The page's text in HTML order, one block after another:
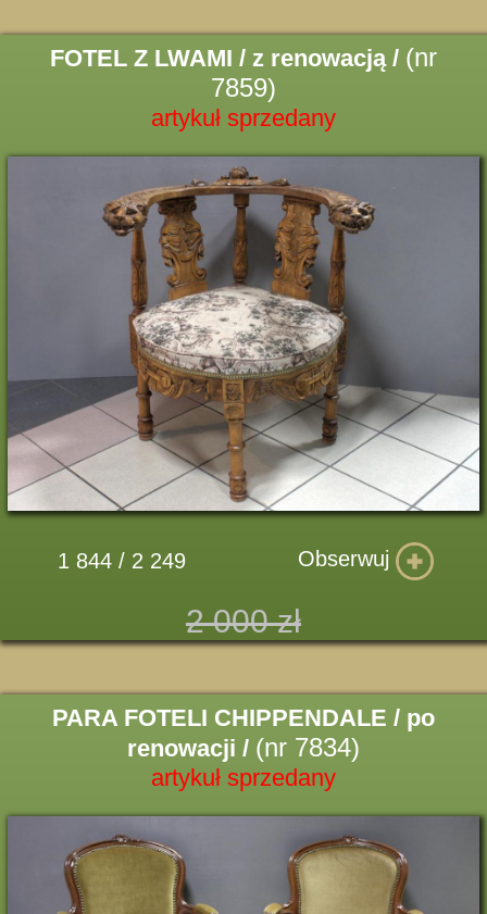
FOTEL Z LWAMI / z renowacją / (nr
7859)
artykuł sprzedany
1 844 / 2 249 Obserwuj
2 000 zł
PARA FOTELI CHIPPENDALE / po
renowacji / (nr 7834)
artykuł sprzedany